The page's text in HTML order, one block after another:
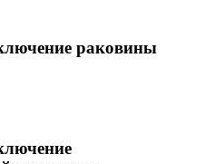
раковины